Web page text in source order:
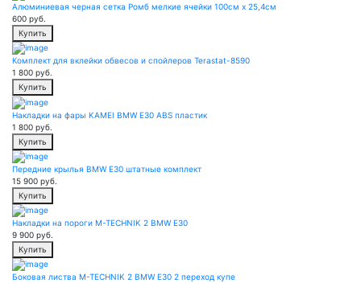
Алюминиевая черная сетка Ромб мелкие ячейки 100см х 25,4см
600 руб.
Купить
Комплект для вклейки обвесов и спойлеров Terastat-8590
1 800 руб.
Купить
Накладки на фары KAMEI BMW E30 ABS пластик
1 800 руб.
Купить
Передние крылья BMW E30 штатные комплект
15 900 руб.
Купить
Накладки на пороги M-TECHNIK 2 BMW E30
9 900 руб.
Купить
Боковая листва M-TECHNIK 2 BMW E30 2 переход купе